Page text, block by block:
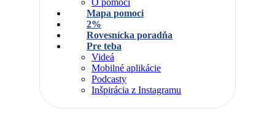
O pomoci
Mapa pomoci
2%
Rovesnícka poradňa
Pre teba
Videá
Mobilné aplikácie
Podcasty
Inšpirácia z Instagramu